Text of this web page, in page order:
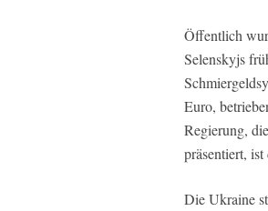
Öffentlich
Selenskyjs
Euro,
Regierung,
präsentiert,
Die Ukraine